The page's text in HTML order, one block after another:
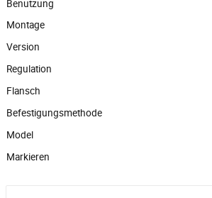
Benutzung
Montage
Version
Regulation
Flansch
Befestigungsmethode
Model
Markieren